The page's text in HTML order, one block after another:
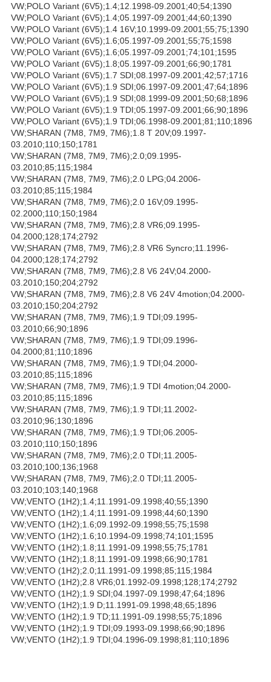
VW;POLO Variant (6V5);1.4;12.1998-09.2001;40;54;1390
VW;POLO Variant (6V5);1.4;05.1997-09.2001;44;60;1390
VW;POLO Variant (6V5);1.4 16V;10.1999-09.2001;55;75;1390
VW;POLO Variant (6V5);1.6;05.1997-09.2001;55;75;1598
VW;POLO Variant (6V5);1.6;05.1997-09.2001;74;101;1595
VW;POLO Variant (6V5);1.8;05.1997-09.2001;66;90;1781
VW;POLO Variant (6V5);1.7 SDI;08.1997-09.2001;42;57;1716
VW;POLO Variant (6V5);1.9 SDI;06.1997-09.2001;47;64;1896
VW;POLO Variant (6V5);1.9 SDI;08.1999-09.2001;50;68;1896
VW;POLO Variant (6V5);1.9 TDI;05.1997-09.2001;66;90;1896
VW;POLO Variant (6V5);1.9 TDI;06.1998-09.2001;81;110;1896
VW;SHARAN (7M8, 7M9, 7M6);1.8 T 20V;09.1997-
03.2010;110;150;1781
VW;SHARAN (7M8, 7M9, 7M6);2.0;09.1995-
03.2010;85;115;1984
VW;SHARAN (7M8, 7M9, 7M6);2.0 LPG;04.2006-
03.2010;85;115;1984
VW;SHARAN (7M8, 7M9, 7M6);2.0 16V;09.1995-
02.2000;110;150;1984
VW;SHARAN (7M8, 7M9, 7M6);2.8 VR6;09.1995-
04.2000;128;174;2792
VW;SHARAN (7M8, 7M9, 7M6);2.8 VR6 Syncro;11.1996-
04.2000;128;174;2792
VW;SHARAN (7M8, 7M9, 7M6);2.8 V6 24V;04.2000-
03.2010;150;204;2792
VW;SHARAN (7M8, 7M9, 7M6);2.8 V6 24V 4motion;04.2000-
03.2010;150;204;2792
VW;SHARAN (7M8, 7M9, 7M6);1.9 TDI;09.1995-
03.2010;66;90;1896
VW;SHARAN (7M8, 7M9, 7M6);1.9 TDI;09.1996-
04.2000;81;110;1896
VW;SHARAN (7M8, 7M9, 7M6);1.9 TDI;04.2000-
03.2010;85;115;1896
VW;SHARAN (7M8, 7M9, 7M6);1.9 TDI 4motion;04.2000-
03.2010;85;115;1896
VW;SHARAN (7M8, 7M9, 7M6);1.9 TDI;11.2002-
03.2010;96;130;1896
VW;SHARAN (7M8, 7M9, 7M6);1.9 TDI;06.2005-
03.2010;110;150;1896
VW;SHARAN (7M8, 7M9, 7M6);2.0 TDI;11.2005-
03.2010;100;136;1968
VW;SHARAN (7M8, 7M9, 7M6);2.0 TDI;11.2005-
03.2010;103;140;1968
VW;VENTO (1H2);1.4;11.1991-09.1998;40;55;1390
VW;VENTO (1H2);1.4;11.1991-09.1998;44;60;1390
VW;VENTO (1H2);1.6;09.1992-09.1998;55;75;1598
VW;VENTO (1H2);1.6;10.1994-09.1998;74;101;1595
VW;VENTO (1H2);1.8;11.1991-09.1998;55;75;1781
VW;VENTO (1H2);1.8;11.1991-09.1998;66;90;1781
VW;VENTO (1H2);2.0;11.1991-09.1998;85;115;1984
VW;VENTO (1H2);2.8 VR6;01.1992-09.1998;128;174;2792
VW;VENTO (1H2);1.9 SDI;04.1997-09.1998;47;64;1896
VW;VENTO (1H2);1.9 D;11.1991-09.1998;48;65;1896
VW;VENTO (1H2);1.9 TD;11.1991-09.1998;55;75;1896
VW;VENTO (1H2);1.9 TDI;09.1993-09.1998;66;90;1896
VW;VENTO (1H2);1.9 TDI;04.1996-09.1998;81;110;1896